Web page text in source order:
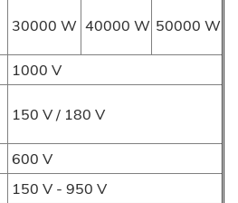
30000 W 40000 W 50000 W
1000 V
150 V / 180 V
600 V
150 V - 950 V